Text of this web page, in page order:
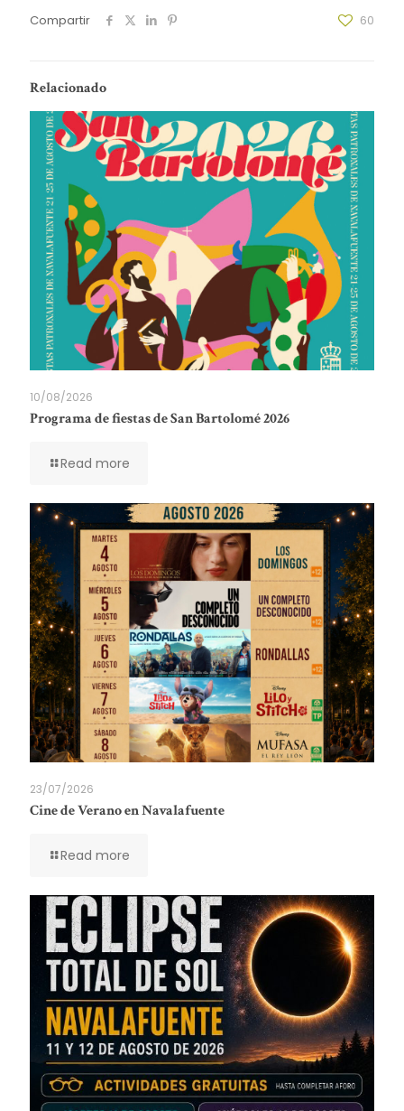
Compartir 60
Relacionado
10/08/2026
Programa de fiestas de San Bartolomé 2026
Read more
23/07/2026
Cine de Verano en Navalafuente
Read more